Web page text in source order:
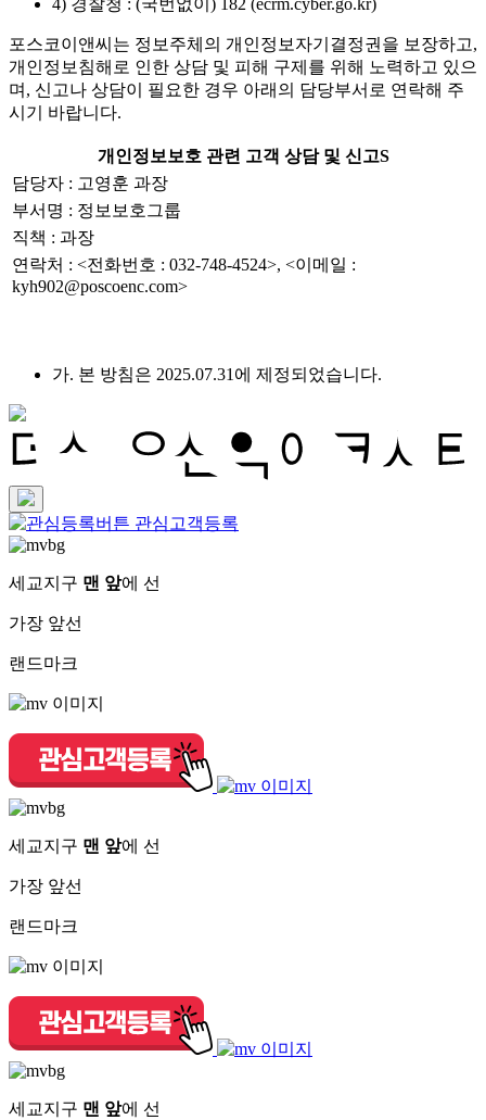
4) 경찰청 : (국번없이) 182 (ecrm.cyber.go.kr)
포스코이앤씨는 정보주체의 개인정보자기결정권을 보장하고,
개인정보침해로 인한 상담 및 피해 구제를 위해 노력하고 있으
며, 신고나 상담이 필요한 경우 아래의 담당부서로 연락해 주
시기 바랍니다.
개인정보보호 관련 고객 상담 및 신고S
담당자 : 고영훈 과장
부서명 : 정보보호그룹
직책 : 과장
연락처 : <전화번호 : 032-748-4524>, <이메일 :
kyh902@poscoenc.com>
가. 본 방침은 2025.07.31에 제정되었습니다.
관심고객등록
세교지구 맨 앞에 선
가장 앞선
랜드마크
세교지구 맨 앞에 선
가장 앞선
랜드마크
세교지구 맨 앞에 선